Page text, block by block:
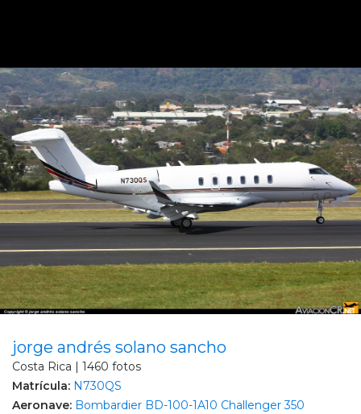
jorge andrés solano sancho
Costa Rica | 1460 fotos
Matrícula: N730QS
Aeronave: Bombardier BD-100-1A10 Challenger 350